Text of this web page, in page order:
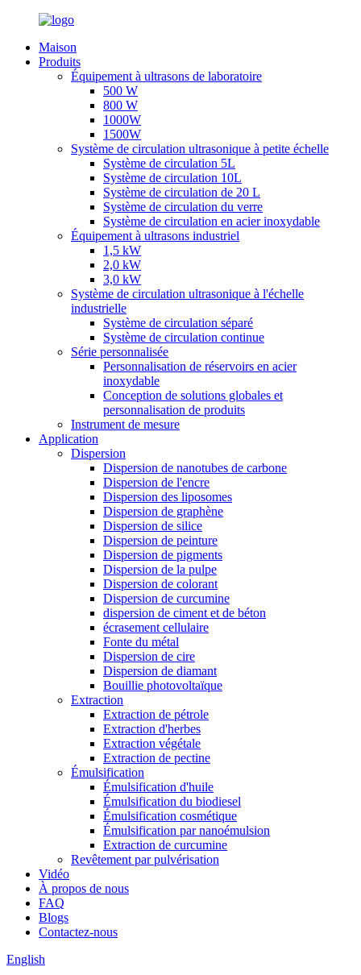
Maison
Produits
Équipement à ultrasons de laboratoire
500 W
800 W
1000W
1500W
Système de circulation ultrasonique à petite échelle
Système de circulation 5L
Système de circulation 10L
Système de circulation de 20 L
Système de circulation du verre
Système de circulation en acier inoxydable
Équipement à ultrasons industriel
1,5 kW
2,0 kW
3,0 kW
Système de circulation ultrasonique à l'échelle
industrielle
Système de circulation séparé
Système de circulation continue
Série personnalisée
Personnalisation de réservoirs en acier
inoxydable
Conception de solutions globales et
personnalisation de produits
Instrument de mesure
Application
Dispersion
Dispersion de nanotubes de carbone
Dispersion de l'encre
Dispersion des liposomes
Dispersion de graphène
Dispersion de silice
Dispersion de peinture
Dispersion de pigments
Dispersion de la pulpe
Dispersion de colorant
Dispersion de curcumine
dispersion de ciment et de béton
écrasement cellulaire
Fonte du métal
Dispersion de cire
Dispersion de diamant
Bouillie photovoltaïque
Extraction
Extraction de pétrole
Extraction d'herbes
Extraction végétale
Extraction de pectine
Émulsification
Émulsification d'huile
Émulsification du biodiesel
Émulsification cosmétique
Émulsification par nanoémulsion
Extraction de curcumine
Revêtement par pulvérisation
Vidéo
À propos de nous
FAQ
Blogs
Contactez-nous
English